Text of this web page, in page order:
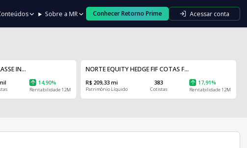
Sobre a MR Conhecer Retorno Prime Acessar conta
IN...
14,90%
Rentabilidade 12M
NORTE EQUITY HEDGE FIF COTAS F...
R$ 209,33 mi
Patrimônio Líquido
383
Cotistas
17,91%
Rentabilidade 12M